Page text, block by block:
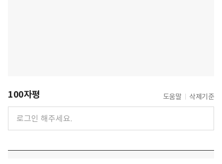
100자평 도움말 삭제기준